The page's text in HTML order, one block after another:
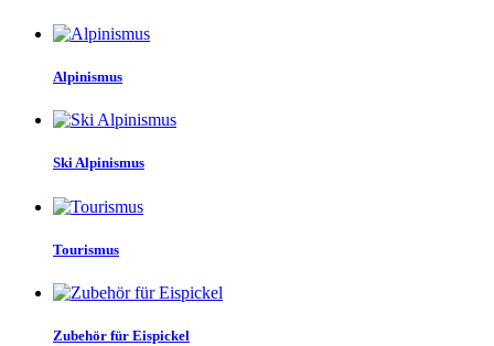
Alpinismus
Ski Alpinismus
Tourismus
Zubehör für Eispickel